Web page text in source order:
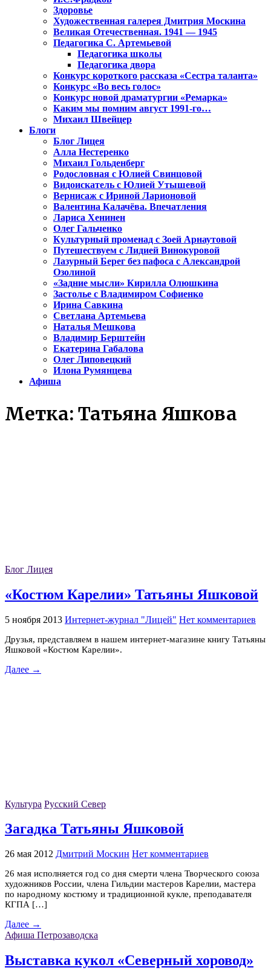
Здоровье
Художественная галерея Дмитрия Москина
Великая Отечественная. 1941 — 1945
Педагогика С. Артемьевой
Педагогика школы
Педагогика двора
Конкурс короткого рассказа «Сестра таланта»
Конкурс «Во весь голос»
Конкурс новой драматургии «Ремарка»
Каким мы помним август 1991-го…
Михаил Швейцер
Блоги
Блог Лицея
Алла Нестеренко
Михаил Гольденберг
Родословная с Юлией Свинцовой
Видоискатель с Юлией Утышевой
Вернисаж с Ириной Ларионовой
Валентина Калачёва. Впечатления
Лариса Хенинен
Олег Гальченко
Культурный променад с Зоей Арнаутовой
Путешествуем с Лидией Винокуровой
Лазурный Берег без пафоса с Александрой
Озолиной
«Задние мысли» Кирилла Олюшкина
Застолье с Владимиром Софиенко
Ирина Савкина
Светлана Артемьева
Наталья Мешкова
Владимир Берштейн
Екатерина Габалова
Олег Липовецкий
Илона Румянцева
Афиша
Метка: Татьяна Яшкова
Блог Лицея
«Костюм Карелии» Татьяны Яшковой
5 ноября 2013 Интернет-журнал "Лицей" Нет комментариев
Друзья, представляем в нашем интернет-магазине книгу Татьяны
Яшковой «Костюм Карелии».
Далее →
Культура Русский Север
Загадка Татьяны Яшковой
26 мая 2012 Дмитрий Москин Нет комментариев
26 мая исполняется год со дня смерти члена Творческого союза
художников России, члена Гильдии мастеров Карелии, мастера
по народному костюму и традиционной кукле, преподавателя
КГПА […]
Далее →
Афиша Петрозаводска
Выставка кукол «Северный хоровод»